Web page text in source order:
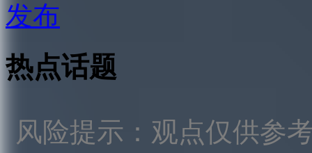
发布
热点话题
风险提示：观点仅供参